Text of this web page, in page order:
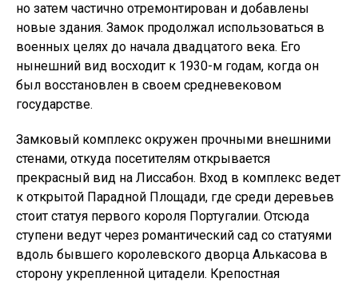
но затем частично отремонтирован и добавлены
новые здания. Замок продолжал использоваться в
военных целях до начала двадцатого века. Его
нынешний вид восходит к 1930-м годам, когда он
был восстановлен в своем средневековом
государстве.
Замковый комплекс окружен прочными внешними
стенами, откуда посетителям открывается
прекрасный вид на Лиссабон. Вход в комплекс ведет
к открытой Парадной Площади, где среди деревьев
стоит статуя первого короля Португалии. Отсюда
ступени ведут через романтический сад со статуями
вдоль бывшего королевского дворца Алькасова в
сторону укрепленной цитадели. Крепостная